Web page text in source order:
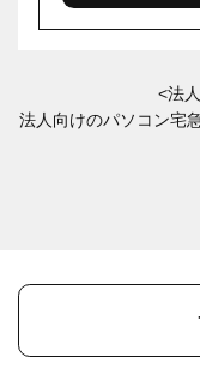
<法
法人向けのパソコン宅